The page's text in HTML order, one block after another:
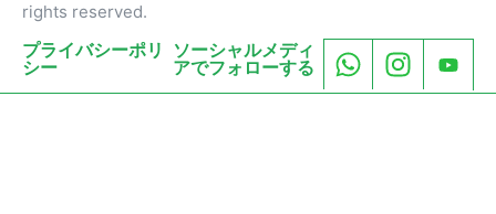
rights reserved.
プライバシーポリ
シー
ソーシャルメディ
アでフォローする